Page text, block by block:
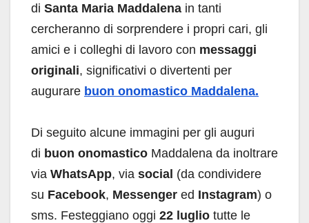
di Santa Maria Maddalena in tanti
cercheranno di sorprendere i propri cari, gli
amici e i colleghi di lavoro con messaggi
originali, significativi o divertenti per
augurare buon onomastico Maddalena.
Di seguito alcune immagini per gli auguri
di buon onomastico Maddalena da inoltrare
via WhatsApp, via social (da condividere
su Facebook, Messenger ed Instagram) o
sms. Festeggiano oggi 22 luglio tutte le